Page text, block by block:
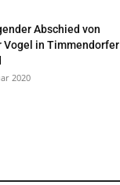
Abschied von
Vogel in Timmendorfer
2020